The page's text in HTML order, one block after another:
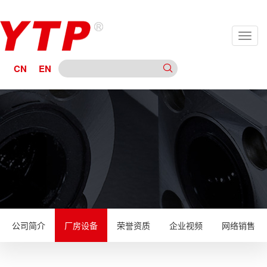
CN EN
公司简介 厂房设备 荣誉资质 企业视频 网络销售